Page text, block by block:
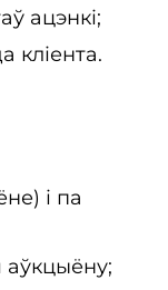
ацэнкі;
кліента.
і па